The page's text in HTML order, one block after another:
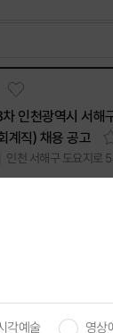
인천광역시 서해
계직) 채용 공고
인천 서해구 도요지로
16
네이터) 모집 공고
각예술
영상